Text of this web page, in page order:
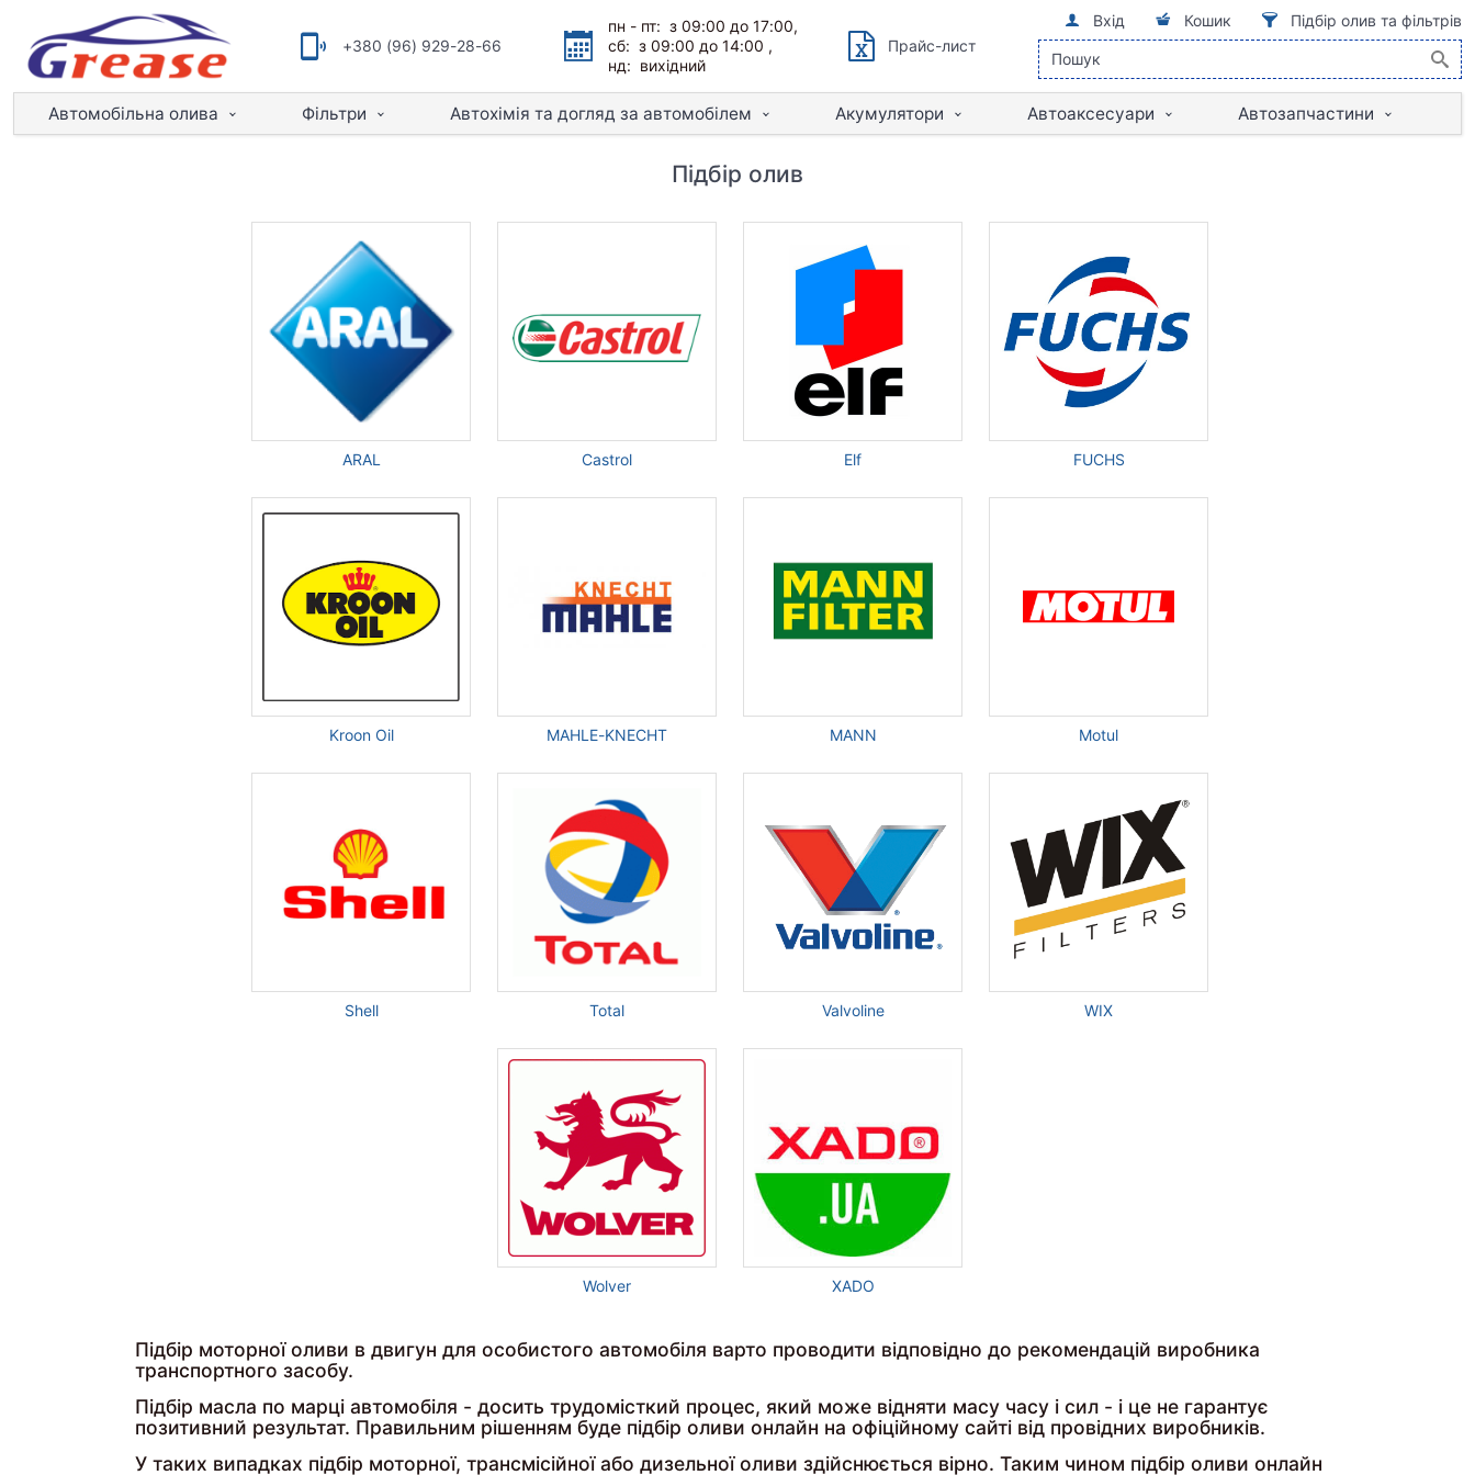
+380 (96) 929-28-66
пн - пт: з 09:00 до 17:00,
сб: з 09:00 до 14:00 ,
нд: вихідний
Прайс-лист
Вхід Кошик Підбір олив та фільтрів
Автомобільна олива Фільтри Автохімія та догляд за автомобілем Акумулятори Автоаксесуари Автозапчастини
Підбір олив
ARAL Castrol Elf FUCHS
Kroon Oil MAHLE-KNECHT MANN Motul
Shell Total Valvoline WIX
Wolver XADO
Підбір моторної оливи в двигун для особистого автомобіля варто проводити відповідно до рекомендацій виробника
транспортного засобу.
Підбір масла по марці автомобіля - досить трудомісткий процес, який може відняти масу часу і сил - і це не гарантує
позитивний результат. Правильним рішенням буде підбір оливи онлайн на офіційному сайті від провідних виробників.
У таких випадках підбір моторної, трансмісійної або дизельної оливи здійснюється вірно. Таким чином підбір оливи онлайн